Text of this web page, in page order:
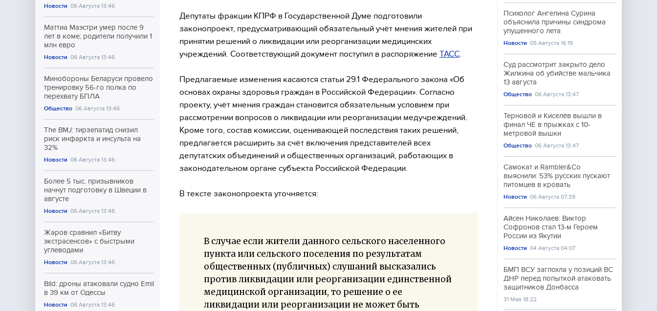
Новости 06 Августа 13:46
Маттиа Маэстри умер после 9
лет в коме; родители получили 1
млн евро
Новости 06 Августа 13:46
Минобороны Беларуси провело
тренировку 56-го полка по
перехвату БПЛА
Общество 06 Августа 13:46
The BMJ: тирзепатид снизил
риск инфаркта и инсульта на
32%
Новости 06 Августа 13:46
Более 5 тыс. призывников
начнут подготовку в Швеции в
августе
Новости 06 Августа 13:46
Жаров сравнил «Битву
экстрасенсов» с быстрыми
углеводами
Новости 06 Августа 13:46
Bild: дроны атаковали судно Emil
в 39 км от Одессы
Новости 06 Августа 13:46
Депутаты фракции КПРФ в Государственной Думе подготовили
законопроект, предусматривающий обязательный учёт мнения жителей при
принятии решений о ликвидации или реорганизации медицинских
учреждений. Соответствующий документ поступил в распоряжение ТАСС
Предлагаемые изменения касаются статьи 29.1 Федерального закона «Об
основах охраны здоровья граждан в Российской Федерации». Согласно
проекту, учёт мнения граждан становится обязательным условием при
рассмотрении вопросов о ликвидации или реорганизации медучреждений.
Кроме того, состав комиссии, оценивающей последствия таких решений,
предлагается расширить за счёт включения представителей всех
депутатских объединений и общественных организаций, работающих в
законодательном органе субъекта Российской Федерации.
В тексте законопроекта уточняется:
В случае если жители данного сельского населенного
пункта или сельского поселения по результатам
общественных (публичных) слушаний высказались
против ликвидации или реорганизации единственной
медицинской организации, то решение о ее
ликвидации или реорганизации не может быть
Психолог Ангелина Сурина
объяснила причины синдрома
упущенного лета
Новости 05 Августа 16:19
Суд рассмотрит закрыто дело
Жилкина об убийстве мальчика
13 августа
Общество 06 Августа 13:47
Терновой и Киселёв вышли в
финал ЧЕ в прыжках с 10-
метровой вышки
Общество 06 Августа 13:47
Самокат и Rambler&Co
выяснили: 53% русских пускают
питомцев в кровать
Новости 06 Августа 07:39
Айсен Николаев: Виктор
Софронов стал 13-м Героем
России из Якутии
Новости 04 Августа 04:07
БМП ВСУ заглохла у позиций ВС
ДНР перед попыткой атаковать
защитников Донбасса
31 Мая 18:22